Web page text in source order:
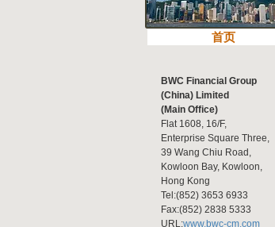
首页
BWC Financial Group
(China) Limited
(Main Office)
Flat 1608, 16/F,
Enterprise Square Three,
39 Wang Chiu Road,
Kowloon Bay, Kowloon,
Hong Kong
Tel:(852) 3653 6933
Fax:(852) 2838 5333
URL:www.bwc-cm.com